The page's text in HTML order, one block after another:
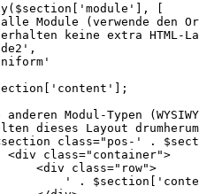
[
Module (verwende den
keine extra HTML-
anderen Modul-Typen
dieses Layout drumherum
class="pos-' .
<div class="container">
<div class="row">
' .